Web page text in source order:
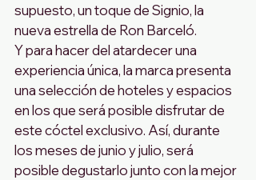
supuesto, un toque de Signio, la
nueva estrella de Ron Barceló.
Y para hacer del atardecer una
experiencia única, la marca presenta
una selección de hoteles y espacios
en los que será posible disfrutar de
este cóctel exclusivo. Así, durante
los meses de junio y julio, será
posible degustarlo junto con la mejor